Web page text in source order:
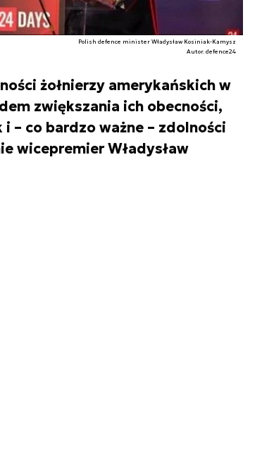
Polish defence minister Władysław Kosiniak-Kamysz
Autor. defence24
żołnierzy amerykańskich w
zwiększania ich obecności,
– co bardzo ważne – zdolności
wicepremier Władysław